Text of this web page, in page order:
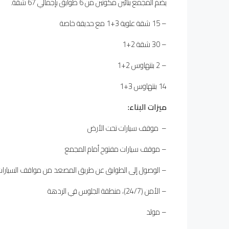
– 15 شقة علوية 3+1 مع حديقة خاصة
– 30 شقة 2+1
– 2 بنتهاوس 2+1
14 بنتهاوس 3+1
ميزات البناء:
– موقف سيارات تحت الأرض
– موقف سيارات مفتوح أمام المجمع
– الوصول إلى الطوابق عن طريق المصعد من مواقف السيارات
– الأمن (24/7)، منطقة الجلوس في الردهة
– مولد